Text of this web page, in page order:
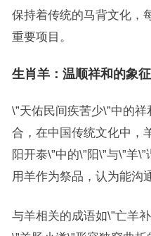
保持着传统的马背文化，
重要项目。
生肖羊：温顺祥和的象征
\”天佑民间疾苦少\”中的
合，在中国传统文化中，
阳开泰\”中的\”阳\”与\”羊
用羊作为祭品，认为能沟
与羊相关的成语如\”亡羊